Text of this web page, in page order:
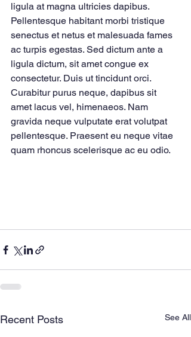
ligula at magna ultricies dapibus.
Pellentesque habitant morbi tristique
senectus et netus et malesuada fames
ac turpis egestas. Sed dictum ante a
ligula dictum, sit amet congue ex
consectetur. Duis ut tincidunt orci.
Curabitur purus neque, dapibus sit
amet lacus vel, himenaeos. Nam
gravida neque vulputate erat volutpat
pellentesque. Praesent eu neque vitae
quam rhoncus scelerisque ac eu odio.
Recent Posts See All